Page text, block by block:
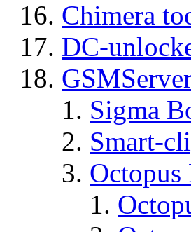
Chimera
DC-
Sigma
Smart-
Octopus